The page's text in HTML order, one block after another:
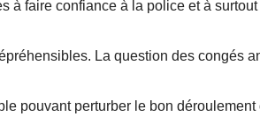
à faire confiance à la police et à
La question des congés
pouvant perturber le bon